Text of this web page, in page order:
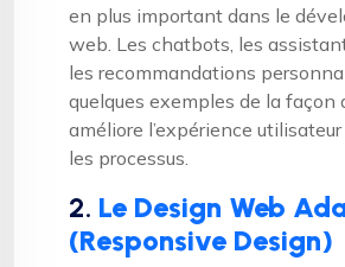
en plus important dans le
web. Les chatbots, les
les recommandations
quelques exemples de la façon
améliore l’expérience
les processus.
2. Le Design Web
(Responsive Design)